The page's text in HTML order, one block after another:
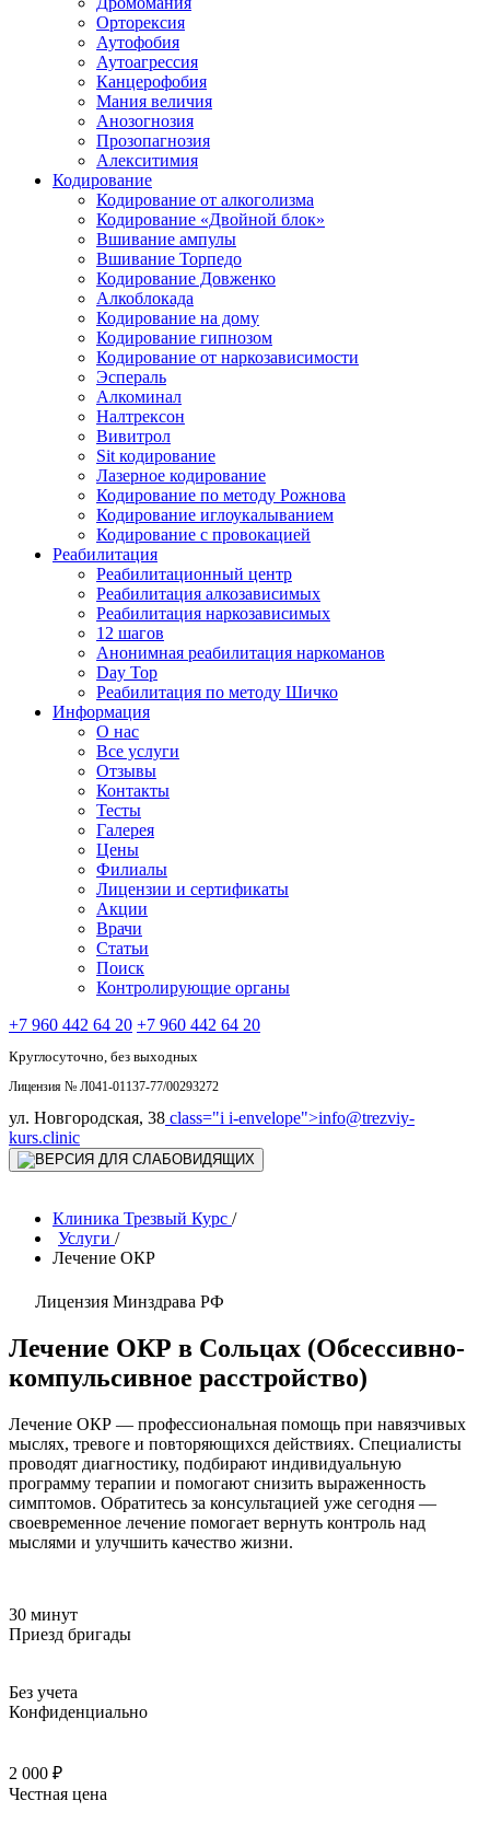
Орторексия
Аутофобия
Аутоагрессия
Канцерофобия
Мания величия
Анозогнозия
Прозопагнозия
Алекситимия
Кодирование
Кодирование от алкоголизма
Кодирование «Двойной блок»
Вшивание ампулы
Вшивание Торпедо
Кодирование Довженко
Алкоблокада
Кодирование на дому
Кодирование гипнозом
Кодирование от наркозависимости
Эспераль
Алкоминал
Налтрексон
Вивитрол
Sit кодирование
Лазерное кодирование
Кодирование по методу Рожнова
Кодирование иглоукалыванием
Кодирование с провокацией
Реабилитация
Реабилитационный центр
Реабилитация алкозависимых
Реабилитация наркозависимых
12 шагов
Анонимная реабилитация наркоманов
Day Top
Реабилитация по методу Шичко
Информация
О нас
Все услуги
Отзывы
Контакты
Тесты
Галерея
Цены
Филиалы
Лицензии и сертификаты
Акции
Врачи
Статьи
Поиск
Контролирующие органы
+7 960 442 64 20 +7 960 442 64 20
Круглосуточно, без выходных
Лицензия № Л041-01137-77/00293272
ул. Новгородская, 38 class="i i-envelope">info@trezviy-
kurs.clinic
Клиника Трезвый Курс /
Услуги /
Лечение ОКР
Лицензия Минздрава РФ
Лечение ОКР в Сольцах (Обсессивно-
компульсивное расстройство)
Лечение ОКР — профессиональная помощь при навязчивых
мыслях, тревоге и повторяющихся действиях. Специалисты
проводят диагностику, подбирают индивидуальную
программу терапии и помогают снизить выраженность
симптомов. Обратитесь за консультацией уже сегодня —
своевременное лечение помогает вернуть контроль над
мыслями и улучшить качество жизни.
30 минут
Приезд бригады
Без учета
Конфиденциально
2 000 ₽
Честная цена